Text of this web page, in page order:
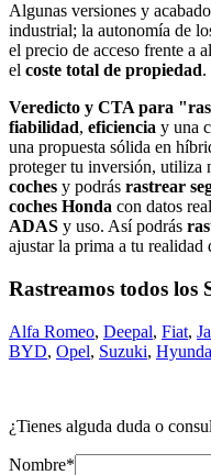
Algunas versiones y
industrial; la autonomía de
el precio de acceso frente a
el coste total de propiedad.
Veredicto y CTA para
fiabilidad, eficiencia y una
una propuesta sólida en
proteger tu inversión, utiliza
coches y podrás rastrear
coches Honda con datos
ADAS y uso. Así podrás
ajustar la prima a tu realidad
Rastreamos todos los
Alfa Romeo, Deepal, Fiat,
BYD, Opel, Suzuki,
¿Tienes alguda duda o
Nombre*